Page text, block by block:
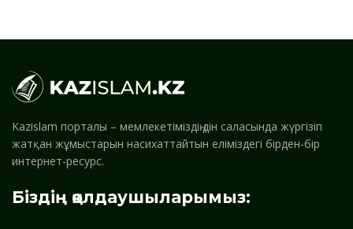
Kazislam порталы – мемлекетіміздің дін саласында жүргізіп
жатқан жұмыстарын насихаттайтын еліміздегі бірден-бір
интернет-ресурс.
Біздің қолдаушыларымыз: